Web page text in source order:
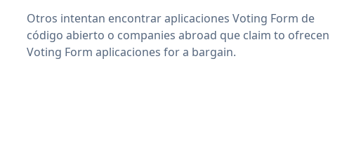
Otros intentan encontrar aplicaciones Voting Form de
código abierto o companies abroad que claim to ofrecen
Voting Form aplicaciones for a bargain.